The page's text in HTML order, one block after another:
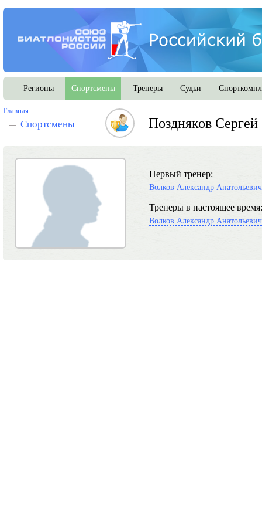
Регионы Спортсмены Тренеры Судьи
Главная
Спортсмены Поздняков
Первый тренер:
Волков Александр Анатольевич
Тренеры в настоящее время:
Волков Александр Анатольевич